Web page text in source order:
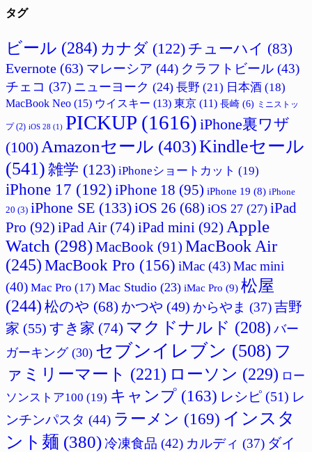
タグ
ビール (284) カナダ (122) チューハイ (83)
Evernote (63) マレーシア (44) クラフトビール (43)
チェコ (37) ニューヨーク (24) 長野 (21) 日本酒 (18)
MacBook Neo (15) ウイスキー (13) 東京 (11) 長崎 (6) ミニストッ
プ(2) iOS 28 (1) PICKUP (1616) iPhone裏ワザ
(100) Amazonセール (403)Kindleセール
(541) 雑学 (123) iPhoneショートカット (19)
iPhone 17 (192) iPhone 18 (95) iPhone 19 (8) iPhone
20 (3) iPhone SE (133)iOS 26 (68) iOS 27 (27) iPad
Pro (92) iPad Air (74) iPad mini (92) Apple
Watch (298)MacBook (91) MacBook Air
(245) MacBook Pro (156) iMac (43)Mac mini
(40) Mac Pro (17) Mac Studio (23) iMac Pro (9) 松屋
(244) 松のや (68) かつや (49) からやま (37)吉野
家 (55) すき家 (74) マクドナルド (208) バー
ガーキング(30) セブンイレブン (508) フ
ァミリーマート (221) ローソン (229) ロー
ソンストア100 (19) キャンプ (163) レシピ (51) レ
ンチンパスタ (44) ラーメン (169) インスタ
ント麺 (380)冷凍食品 (42) カルディ (37) ダイ